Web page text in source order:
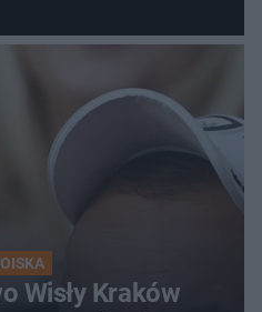
Wisły Kraków